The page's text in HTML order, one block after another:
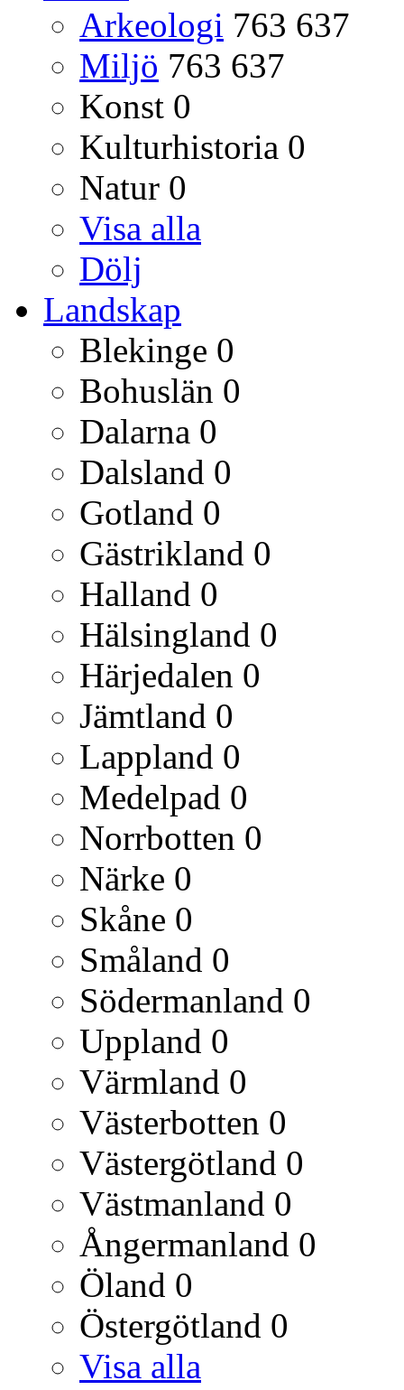
Arkeologi 763 637
Miljö 763 637
Konst 0
Kulturhistoria 0
Natur 0
Visa alla
Dölj
Landskap
Blekinge 0
Bohuslän 0
Dalarna 0
Dalsland 0
Gotland 0
Gästrikland 0
Halland 0
Hälsingland 0
Härjedalen 0
Jämtland 0
Lappland 0
Medelpad 0
Norrbotten 0
Närke 0
Skåne 0
Småland 0
Södermanland 0
Uppland 0
Värmland 0
Västerbotten 0
Västergötland 0
Västmanland 0
Ångermanland 0
Öland 0
Östergötland 0
Visa alla